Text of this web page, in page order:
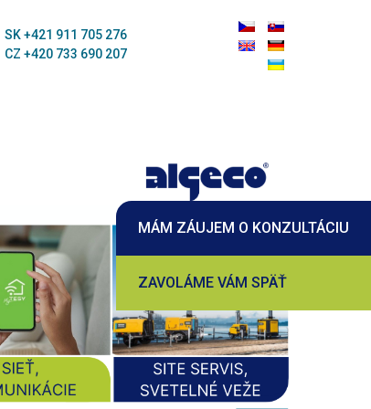
MÁM ZÁUJEM O KONZULTÁCIU
ZAVOLÁME VÁM SPÄŤ
SK +421 911 705 276
CZ +420 733 690 207